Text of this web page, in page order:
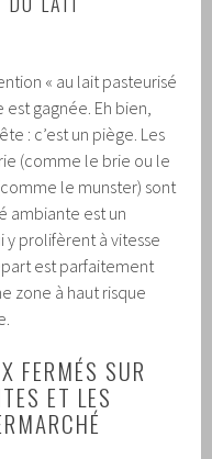
« au lait pasteurisé
gagnée. Eh bien,
: c’est un piège. Les
(comme le brie ou le
le munster) sont
ambiante est un
prolifèrent à vitesse
est parfaitement
zone à haut risque
FERMÉS SUR
ET LES